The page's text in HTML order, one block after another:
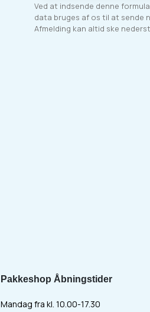
Ved at indsende denne
data bruges af os til at sende
Afmelding kan altid ske
Pakkeshop Åbningstider
Mandag fra kl. 10.00-17.30